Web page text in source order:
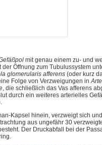
mit genau einem zu- und
der Öffnung zum Tubulussystem
glomerularis afferens (oder kurz
Folge von Verzweigungen in
, die schließlich das Vas afferens
durch ein weiteres arterielles
Kapsel hinein, verzweigt sich
aus ungefähr 30
Der Druckabfall bei der